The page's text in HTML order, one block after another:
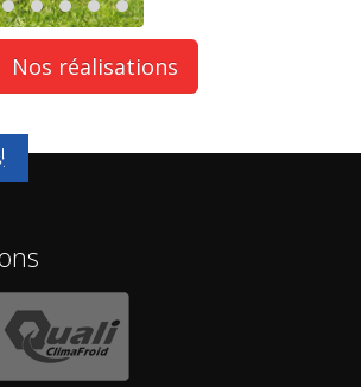
Nos réalisations